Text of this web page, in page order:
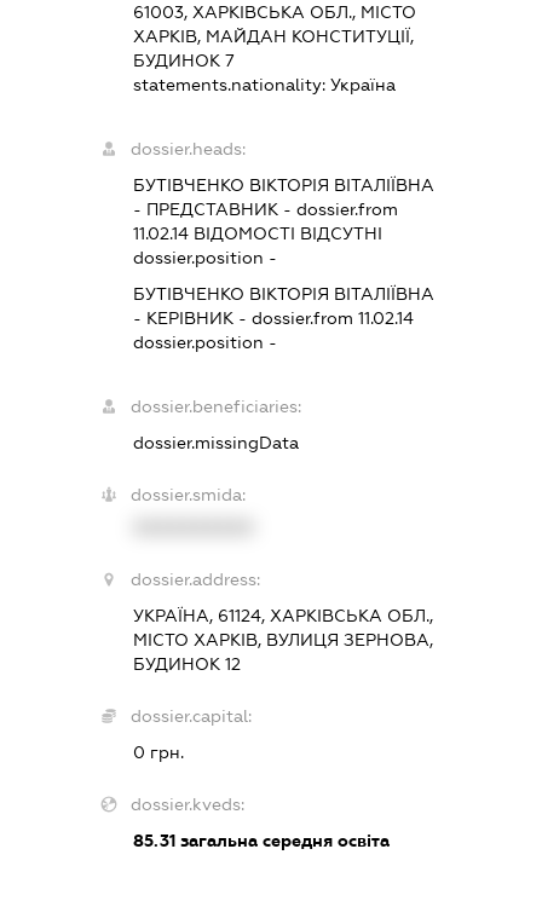
61003, ХАРКІВСЬКА ОБЛ., МІСТО
ХАРКІВ, МАЙДАН КОНСТИТУЦІЇ,
БУДИНОК 7
statements.nationality: Україна
dossier.heads:
БУТІВЧЕНКО ВІКТОРІЯ ВІТАЛІЇВНА
- ПРЕДСТАВНИК - dossier.from
11.02.14ВІДОМОСТІ ВІДСУТНІ
dossier.position -
БУТІВЧЕНКО ВІКТОРІЯ ВІТАЛІЇВНА
- КЕРІВНИК - dossier.from 11.02.14
dossier.position -
dossier.beneficiaries:
dossier.missingData
dossier.smida:
dossier.address:
УКРАЇНА, 61124, ХАРКІВСЬКА ОБЛ.,
МІСТО ХАРКІВ, ВУЛИЦЯ ЗЕРНОВА,
БУДИНОК 12
dossier.capital:
0 грн.
dossier.kveds:
85.31загальна середня освіта